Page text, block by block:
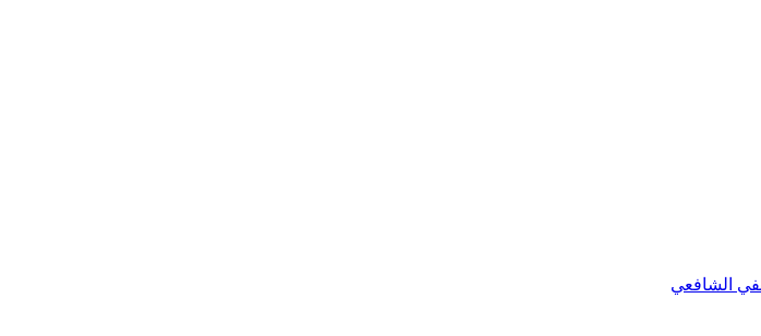
الشافعي